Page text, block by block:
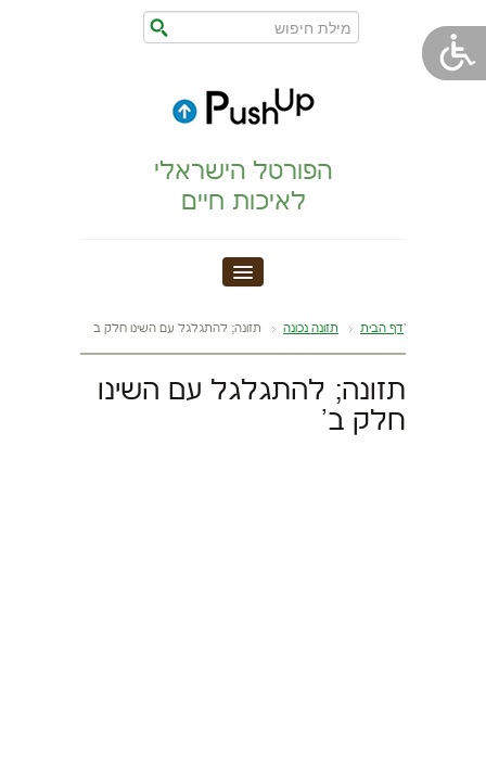
הפורטל הישראלי
לאיכות חיים
חדר כושר דף הבית תזונה נכונה תזונה; להתגלגל עם השינו חלק ב'
תזונה; להתגלגל עם השינו
חלק ב'